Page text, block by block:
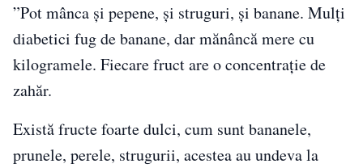
”Pot mânca și pepene, și struguri, și banane. Mulți
diabetici fug de banane, dar mănâncă mere cu
kilogramele. Fiecare fruct are o concentrație de
zahăr.
Există fructe foarte dulci, cum sunt bananele,
prunele, perele, strugurii, acestea au undeva la